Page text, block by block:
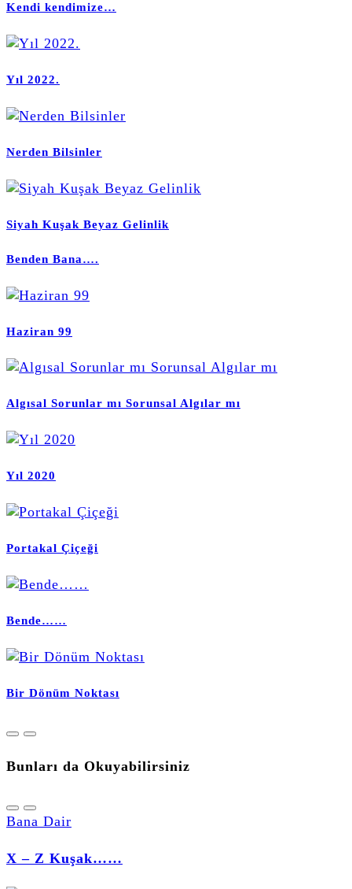
Kendi kendimize…
Yıl 2022.
Nerden Bilsinler
Siyah Kuşak Beyaz Gelinlik
Benden Bana….
Haziran 99
Algısal Sorunlar mı Sorunsal Algılar mı
Yıl 2020
Portakal Çiçeği
Bende……
Bir Dönüm Noktası
Bunları da Okuyabilirsiniz
Bana Dair
X – Z Kuşak……